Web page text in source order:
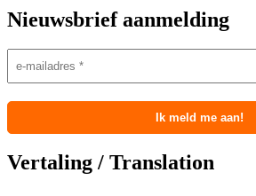
Nieuwsbrief aanmelding
Vertaling / Translation